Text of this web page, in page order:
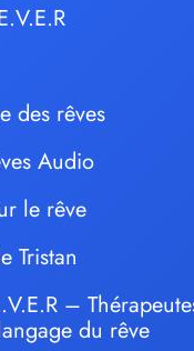
des rêves
Audio
le rêve
Tristan
–
du rêve